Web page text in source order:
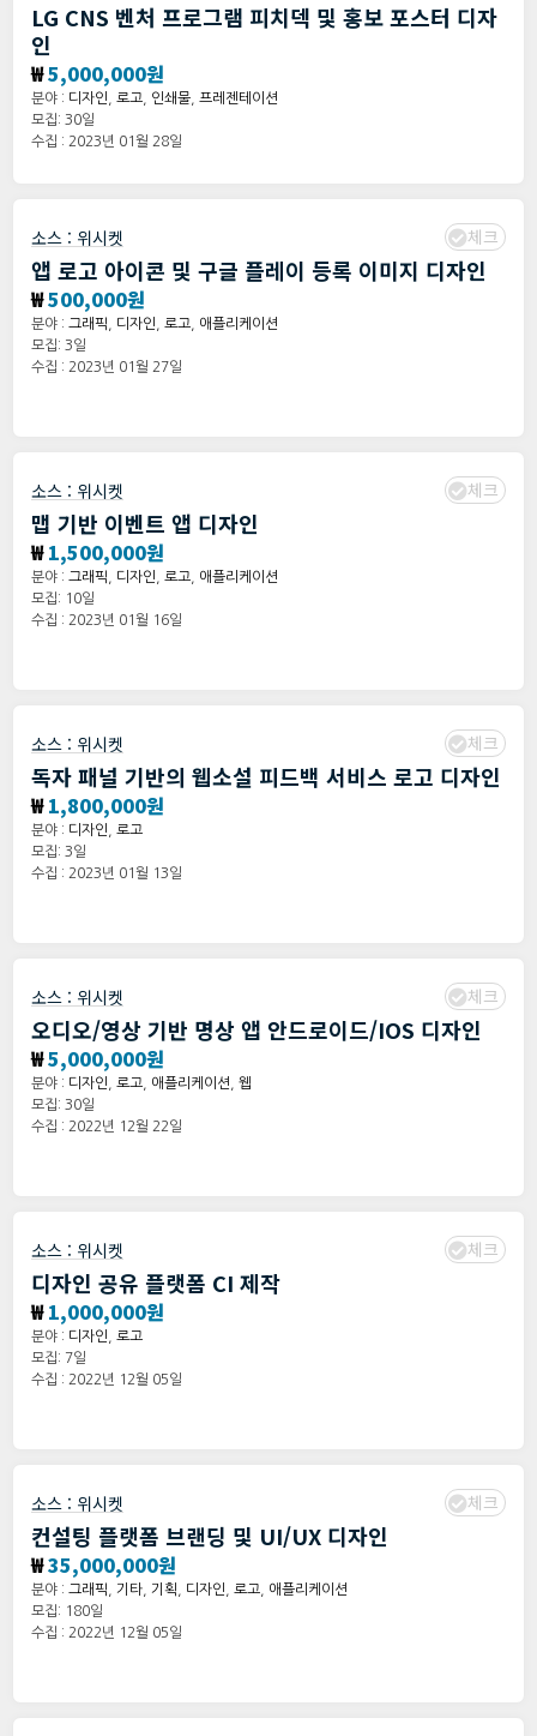
LG CNS 벤처 프로그램 피치덱 및 홍보 포스터 디자
인
₩5,000,000원
분야 : 디자인 로고 인쇄물 프레젠테이션
모집: 30일
수집 : 2023년 01월 28일
소스 : 위시켓 체크
앱 로고 아이콘 및 구글 플레이 등록 이미지 디자인
₩500,000원
분야 : 그래픽 디자인 로고
애플리케이션
모집: 3일
수집 : 2023년 01월 27일
소스 : 위시켓 체크
맵 기반 이벤트 앱 디자인
₩1,500,000원
분야 : 그래픽 디자인 로고
애플리케이션
모집: 10일
수집 : 2023년 01월 16일
소스 : 위시켓 체크
독자 패널 기반의 웹소설 피드백 서비스 로고 디자인
₩1,800,000원
분야 : 디자인
로고
모집: 3일
수집 : 2023년 01월 13일
소스 : 위시켓 체크
오디오/영상 기반 명상 앱 안드로이드/IOS 디자인
₩5,000,000원
분야 : 디자인 로고 애플리케이션
웹
모집: 30일
수집 : 2022년 12월 22일
소스 : 위시켓 체크
디자인 공유 플랫폼 CI 제작
₩1,000,000원
분야 : 디자인
로고
모집: 7일
수집 : 2022년 12월 05일
소스 : 위시켓 체크
컨설팅 플랫폼 브랜딩 및 UI/UX 디자인
₩35,000,000원
분야 : 그래픽 기타 기획 디자인 로고
애플리케이션
모집: 180일
수집 : 2022년 12월 05일